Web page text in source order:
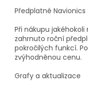
Předplatné Navionics
Při nákupu
zahrnuto roční
pokročilých funkcí.
zvýhodněnou cenu.
Grafy a aktualizace